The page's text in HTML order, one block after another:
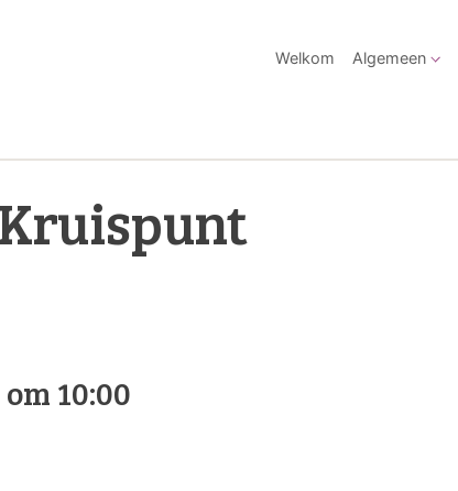
Welkom Algemeen
Kruispunt
10:00